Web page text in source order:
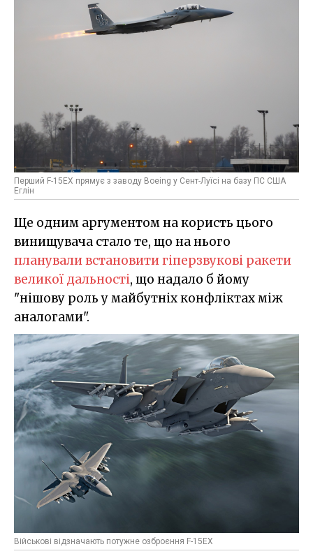
Перший F-15EX прямує з заводу Boeing у Сент-Луїсі на базу ПС США
Еглін
Ще одним аргументом на користь цього
винищувача стало те, що на нього
планували встановити гіперзвукові ракети
великої дальності, що надало б йому
"нішову роль у майбутніх конфліктах між
аналогами".
Військові відзначають потужне озброєння F-15EX